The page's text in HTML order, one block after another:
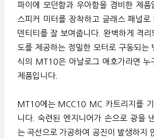
파이에 모던함과 우아함을 겸비한 제품
스피커 미터를 장착하고 글래스 패널로
덴티티를 잘 보여줍니다. 완벽하게 격
도를 제공하는 정밀한 모터로 구동되는
식의 MT10은 아날로그 애호가라면 누
제품입니다.
MT10에는 MCC10 MC 카트리지를
니다. 숙련된 엔지니어가 손으로 광을
는 곡선으로 가공하여 공진이 발생하지